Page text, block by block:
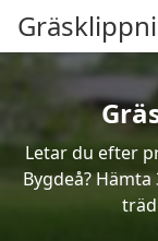
Letar du efter
Bygdeå?